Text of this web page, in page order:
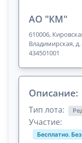
АО "КМ"
610006,
Владимирская,
434501001
Описание:
Тип лота:
Участие:
Бесплатно.